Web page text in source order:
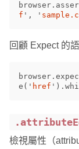
browser .
f ' , '
回顧 Expect 的
browser .
e ( ' href ' ).
檢視屬性（